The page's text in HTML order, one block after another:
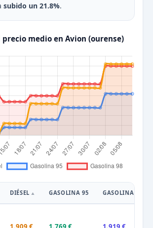
subido un 21.8%.
precio medio en Avion (ourense)
DIÉSEL GASOLINA 95 GASOLINA 98